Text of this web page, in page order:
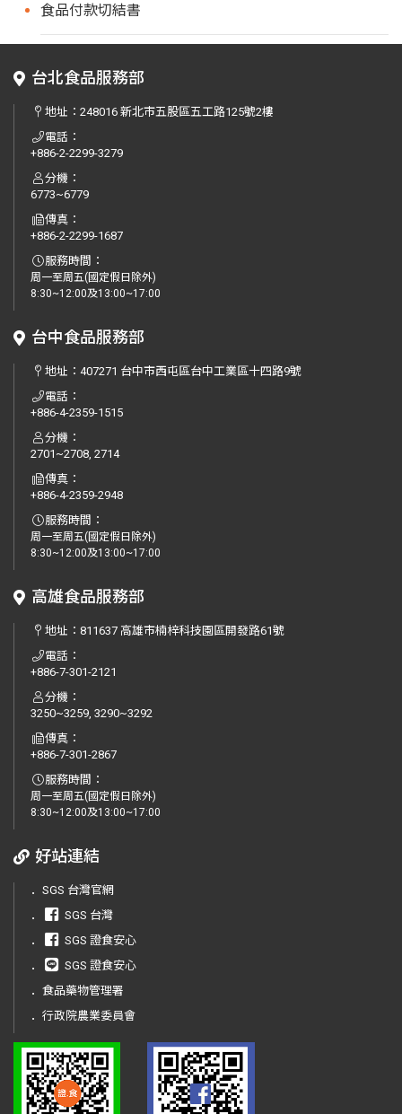
食品付款切結書
台北食品服務部
地址：248016 新北市五股區五工路125號2樓
電話：
+886-2-2299-3279
分機：
6773~6779
傳真：
+886-2-2299-1687
服務時間：
周一至周五(國定假日除外)
8:30~12:00及13:00~17:00
台中食品服務部
地址：407271 台中市西屯區台中工業區十四路9號
電話：
+886-4-2359-1515
分機：
2701~2708, 2714
傳真：
+886-4-2359-2948
服務時間：
周一至周五(國定假日除外)
8:30~12:00及13:00~17:00
高雄食品服務部
地址：811637 高雄市楠梓科技園區開發路61號
電話：
+886-7-301-2121
分機：
3250~3259, 3290~3292
傳真：
+886-7-301-2867
服務時間：
周一至周五(國定假日除外)
8:30~12:00及13:00~17:00
好站連結
． SGS 台灣官網
．
SGS 台灣
．
SGS 證食安心
．
SGS 證食安心
． 食品藥物管理署
． 行政院農業委員會